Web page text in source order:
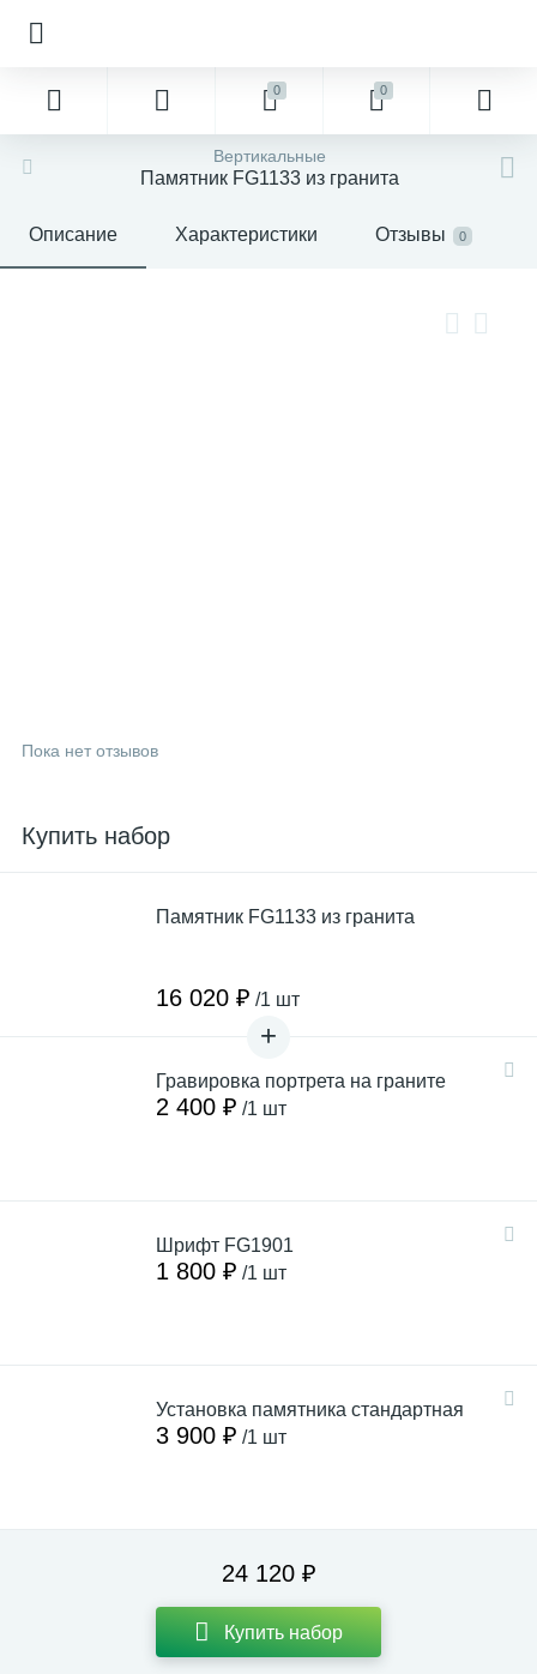
0 0
Вертикальные
Памятник FG1133 из гранита
Описание Характеристики Отзывы 0
Пока нет отзывов
Купить набор
Памятник FG1133 из гранита
16 020 ₽ /1 шт
Гравировка портрета на граните
2 400 ₽ /1 шт
Шрифт FG1901
1 800 ₽ /1 шт
Установка памятника стандартная
3 900 ₽ /1 шт
24 120 ₽
Купить набор